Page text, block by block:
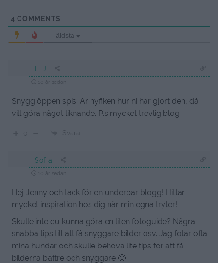
4 COMMENTS
äldsta
L. J
Snygg öppen spis. Är nyfiken hur ni har gjort den, då
vill göra något liknande. P.s mycket trevlig blog
Svara
Sofia
Hej Jenny och tack för en underbar blogg! Hittar
mycket inspiration hos dig när min egna tryter!
Skulle inte du kunna göra en liten fotoguide? Några
snabba tips till att få snyggare bilder osv. Jag fotar ofta
mina hundar och skulle behöva lite tips för att få
bilderna bättre och snyggare 🙂